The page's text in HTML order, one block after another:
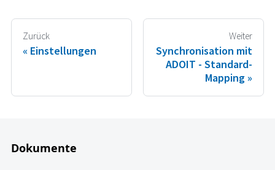
Zurück
Einstellungen
Weiter
Synchronisation mit
ADOIT - Standard-
Mapping
Dokumente